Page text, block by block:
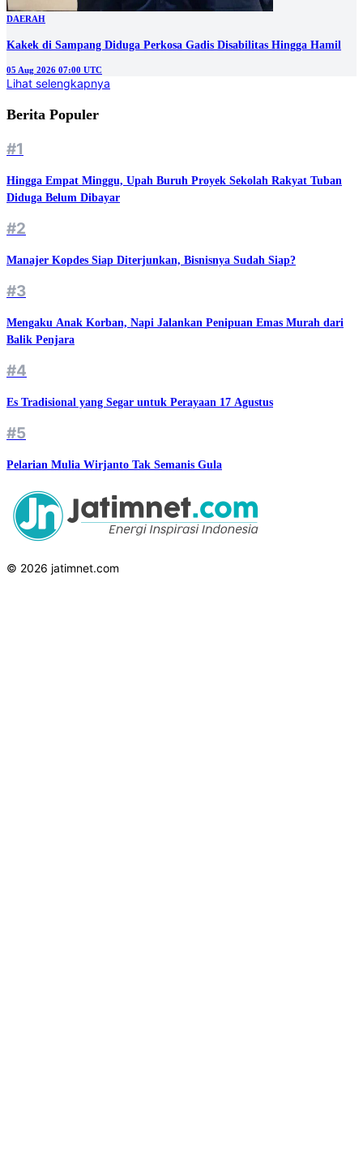
DAERAH
Kakek di Sampang Diduga Perkosa Gadis Disabilitas Hingga Hamil
05 Aug 2026 07:00 UTC
Lihat selengkapnya
Berita Populer
#1
Hingga Empat Minggu, Upah Buruh Proyek Sekolah Rakyat Tuban
Diduga Belum Dibayar
#2
Manajer Kopdes Siap Diterjunkan, Bisnisnya Sudah Siap?
#3
Mengaku Anak Korban, Napi Jalankan Penipuan Emas Murah dari
Balik Penjara
#4
Es Tradisional yang Segar untuk Perayaan 17 Agustus
#5
Pelarian Mulia Wirjanto Tak Semanis Gula
© 2026 jatimnet.com